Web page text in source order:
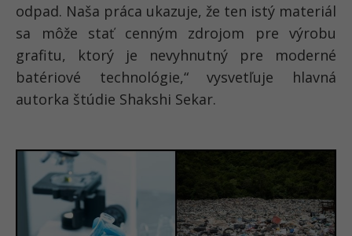
odpad. Naša práca ukazuje, že ten istý materiál
sa môže stať cenným zdrojom pre výrobu
grafitu, ktorý je nevyhnutný pre moderné
batériové technológie,“ vysvetľuje hlavná
autorka štúdie Shakshi Sekar.